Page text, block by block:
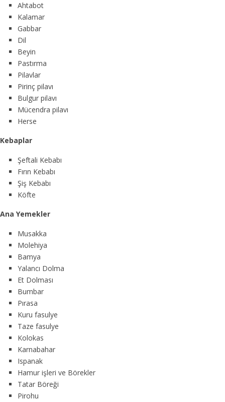
Ahtabot
Kalamar
Gabbar
Dil
Beyin
Pastırma
Pilavlar
Pirinç pilavı
Bulgur pilavı
Mücendra pilavı
Herse
Kebaplar
Şeftali Kebabı
Fırın Kebabı
Şiş Kebabı
Köfte
Ana Yemekler
Musakka
Molehiya
Bamya
Yalancı Dolma
Et Dolması
Bumbar
Pırasa
Kuru fasulye
Taze fasulye
Kolokas
Karnabahar
Ispanak
Hamur işleri ve Börekler
Tatar Böreği
Pirohu